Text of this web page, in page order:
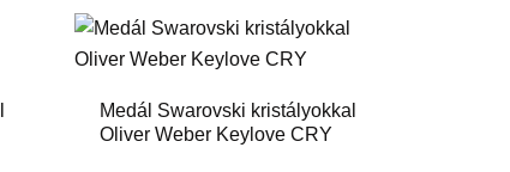
Medál Swarovski kristályokkal
Oliver Weber Keylove CRY